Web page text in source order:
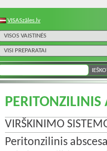
VISASzāles.lv
VISOS VAISTINĖS
VISI PREPARATAI
PERITONZILINIS
VIRŠKINIMO
Peritonzilinis